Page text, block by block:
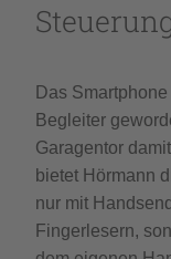
Das
Begleiter
Garagentor
bietet Hörmann
nur mit
Fingerlesern,